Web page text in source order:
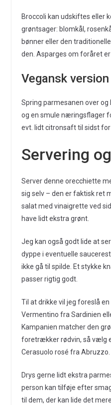
Broccoli kan udskiftes eller
grøntsager: blomkål,
bønner eller den
den. Asparges om foråret
Vegansk version
Spring parmesanen over
og en smule næringsflager
evt. lidt citronsaft til sidst
Servering
Server denne orecchiette
sig selv – den er faktisk ret
salat med vinaigrette ved
have lidt ekstra grønt.
Jeg kan også godt lide at
dyppe i eventuelle
ikke gå til spilde. Et stykke
passer rigtig godt.
Til at drikke vil jeg foreslå
Vermentino fra Sardinien
Kampanien matcher den
foretrækker rødvin, så vælg
Cerasuolo rosé fra Abruzzo.
Drys gerne lidt ekstra
person kan tilføje efter
til dem, der kan lide det